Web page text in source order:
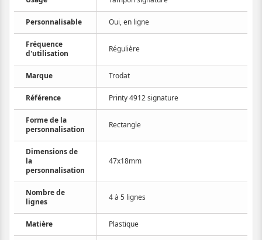
Personnalisable Oui, en ligne
Fréquence
d'utilisation
Régulière
Marque Trodat
Référence Printy 4912 signature
Forme de la
personnalisation
Rectangle
Dimensions de
la
personnalisation
47x18mm
Nombre de
lignes
4 à 5 lignes
Matière Plastique